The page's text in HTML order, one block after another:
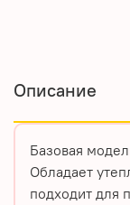
Описание
Базовая
Обладает
подходит для